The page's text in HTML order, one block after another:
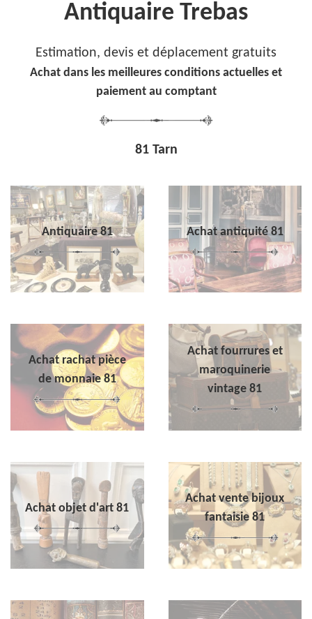
Antiquaire Trebas
Estimation, devis et déplacement gratuits
Achat dans les meilleures conditions actuelles et
paiement au comptant
81 Tarn
Antiquaire 81 Achat antiquité 81
Achat rachat pièce
de monnaie 81
Achat fourrures et
maroquinerie
vintage 81
Achat objet d'art 81
Achat vente bijoux
fantaisie 81